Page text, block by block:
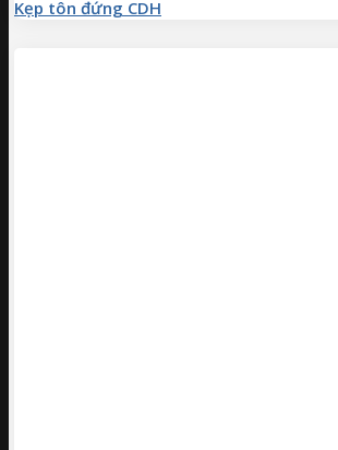
Kẹp tôn đứng CDH